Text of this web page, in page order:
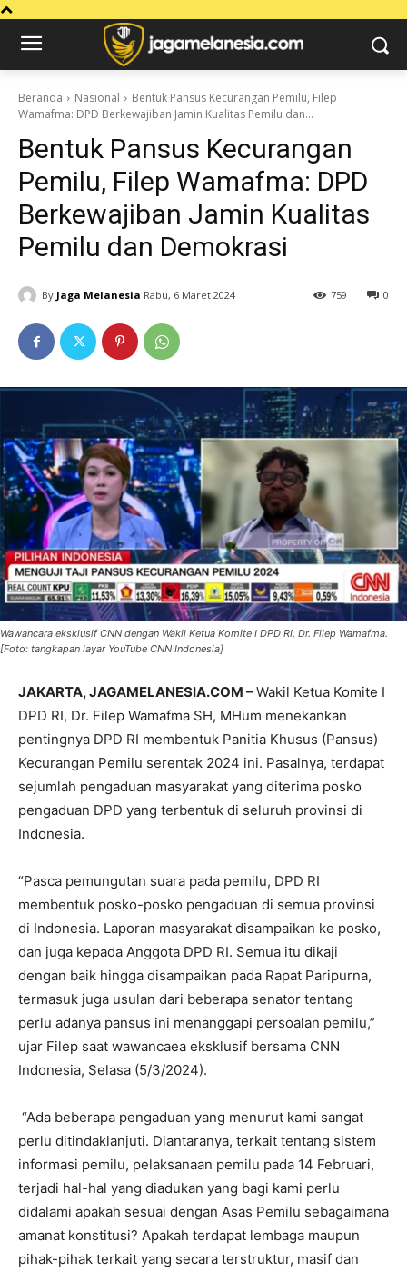
Beranda Nasional
Bentuk Pansus Kecurangan Pemilu, Filep
Wamafma: DPD Berkewajiban Jamin Kualitas Pemilu dan...
Bentuk Pansus Kecurangan
Pemilu, Filep Wamafma: DPD
Berkewajiban Jamin Kualitas
Pemilu dan Demokrasi
By Jaga Melanesia Rabu, 6 Maret 2024 0
759
Wawancara eksklusif CNN dengan Wakil Ketua Komite I DPD RI, Dr. Filep Wamafma.
[Foto: tangkapan layar YouTube CNN Indonesia]
JAKARTA, JAGAMELANESIA.COM –Wakil Ketua Komite I
DPD RI, Dr. Filep Wamafma SH, MHum menekankan
pentingnya DPD RI membentuk Panitia Khusus (Pansus)
Kecurangan Pemilu serentak 2024 ini. Pasalnya, terdapat
sejumlah pengaduan masyarakat yang diterima posko
pengaduan DPD yang terbentuk di seluruh provinsi di
Indonesia.
“Pasca pemungutan suara pada pemilu, DPD RI
membentuk posko-posko pengaduan di semua provinsi
di Indonesia. Laporan masyarakat disampaikan ke posko,
dan juga kepada Anggota DPD RI. Semua itu dikaji
dengan baik hingga disampaikan pada Rapat Paripurna,
termasuk juga usulan dari beberapa senator tentang
perlu adanya pansus ini menanggapi persoalan pemilu,”
ujar Filep saat wawancaea eksklusif bersama CNN
Indonesia, Selasa (5/3/2024).
“Ada beberapa pengaduan yang menurut kami sangat
perlu ditindaklanjuti. Diantaranya, terkait tentang sistem
informasi pemilu, pelaksanaan pemilu pada 14 Februari,
terjadi hal-hal yang diadukan yang bagi kami perlu
didalami apakah sesuai dengan Asas Pemilu sebagaimana
amanat konstitusi? Apakah terdapat lembaga maupun
pihak-pihak terkait yang secara terstruktur, masif dan